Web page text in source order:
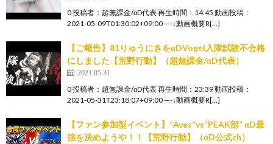
0 投稿者：超無課金/αD代表 再生時間：14:45 動画投稿：
2021-05-09T01:30:02+09:00 —-↓動画概要R[…]
【ご報告】81りゅうにきをαDVogel入隊試験不合格
にしました【荒野行動】（超無課金/αD代表）
2021.05.31
0 投稿者：超無課金/αD代表 再生時間：23:39 動画投稿：
2021-05-31T23:18:07+09:00 —-↓動画概要R[…]
【ファン参加型イベント】”Aves”vs”PEAK部” αD最
強を決めようや！！【荒野行動】（αD公式ch）